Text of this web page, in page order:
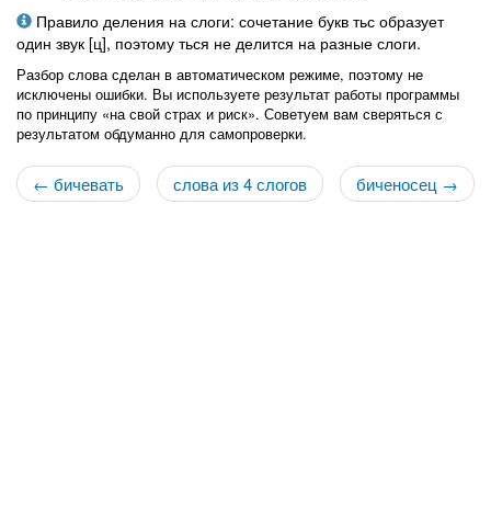
Правило деления на слоги: сочетание букв тьс образует
один звук [ц], поэтому ться не делится на разные слоги.
Разбор слова сделан в автоматическом режиме, поэтому не
исключены ошибки. Вы используете результат работы программы
по принципу «на свой страх и риск». Советуем вам сверяться с
результатом обдуманно для самопроверки.
← бичевать биченосец →
слова из 4 слогов